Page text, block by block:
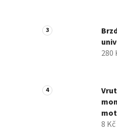
280
8 Kč